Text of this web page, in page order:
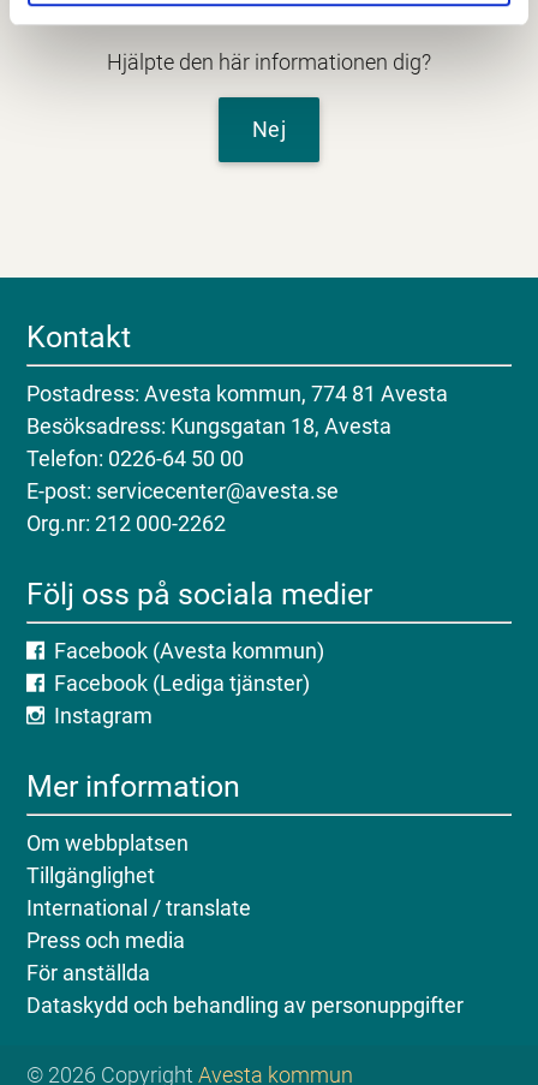
Hjälpte den här informationen dig?
Nej
Kontakt
Postadress: Avesta kommun, 774 81 Avesta
Besöksadress: Kungsgatan 18, Avesta
Telefon: 0226-64 50 00
E-post: servicecenter@avesta.se
Org.nr: 212 000-2262
Följ oss på sociala medier
Facebook (Avesta kommun)
Facebook (Lediga tjänster)
Instagram
Mer information
Om webbplatsen
Tillgänglighet
International / translate
Press och media
För anställda
Dataskydd och behandling av personuppgifter
© 2026 CopyrightAvesta kommun